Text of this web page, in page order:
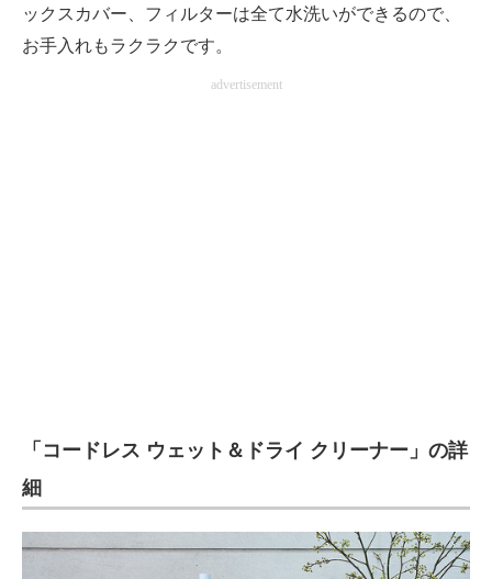
ックスカバー、フィルターは全て水洗いができるので、
お手入れもラクラクです。
advertisement
「コードレス ウェット＆ドライ クリーナー」の詳
細